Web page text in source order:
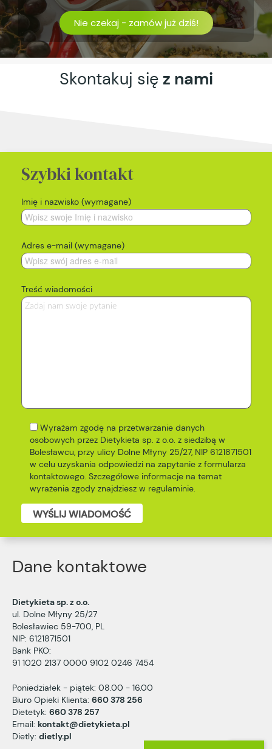
Nie czekaj - zamów już dziś!
Skontakuj się z nami
Dane kontaktowe
Dietykieta sp. z o.o.
ul. Dolne Młyny 25/27
Bolesławiec 59-700, PL
NIP: 6121871501
Bank PKO:
91 1020 2137 0000 9102 0246 7454
Poniedziałek - piątek: 08.00 - 16.00
Biuro Opieki Klienta: 660 378 256
Dietetyk: 660 378 257
Email: kontakt@dietykieta.pl
Dietly: dietly.pl
Szybki kontakt
Imię i nazwisko (wymagane)
Adres e-mail (wymagane)
Treść wiadomości
Wyrażam zgodę na przetwarzanie danych
osobowych przez Dietykieta sp. z o.o. z siedzibą w
Bolesławcu, przy ulicy Dolne Młyny 25/27, NIP 6121871501
w celu uzyskania odpowiedzi na zapytanie z formularza
kontaktowego. Szczegółowe informacje na temat
wyrażenia zgody znajdziesz w regulaminie.
WYŚLIJ WIADOMOŚĆ